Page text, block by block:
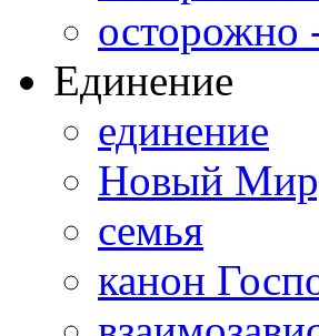
осторожно
Единение
единение
Новый
семья
канон